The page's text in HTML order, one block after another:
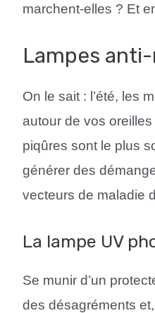
marchent-elles ? Et
Lampes
On le sait : l’été, les
autour de vos
piqûres sont le plus
générer des
vecteurs de maladie
La lampe UV
Se munir d’un
des désagréments